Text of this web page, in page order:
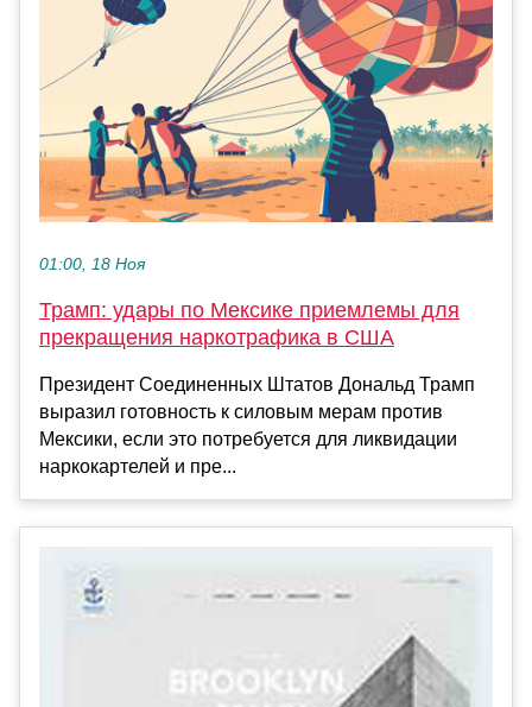
01:00, 18 Ноя
Трамп: удары по Мексике приемлемы для
прекращения наркотрафика в США
Президент Соединенных Штатов Дональд Трамп
выразил готовность к силовым мерам против
Мексики, если это потребуется для ликвидации
наркокартелей и пре...